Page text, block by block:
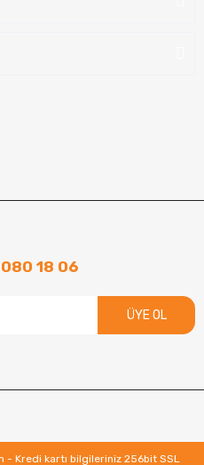
080 18 06
ÜYE OL
Kredi kartı bilgileriniz 256bit SSL